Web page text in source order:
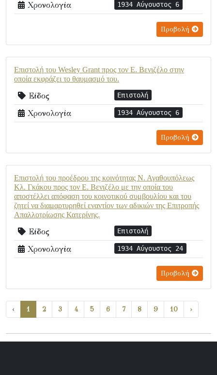
Χρονολογία 1934 Αύγουστος 6
Προβολή
Επιστολή του Wesley Grant προς τον Ε. Βενιζέλο στην
οποία εκφράζει το θαυμασμό του.
Είδος Επιστολή
Χρονολογία 1934 Αύγουστος 6
Προβολή
Επιστολή του προέδρου της κοινότητας Ν. Αγαθουπόλεως
Κλ. Γκάκου προς τον Ε. Βενιζέλο με την οποία του
αποστέλλει απόφαση του κοινοτικού συμβουλίου και του
ζητεί να διαμαρτυρηθεί εναντίον των αδικιών της Επιτροπής
Απαλλοτρίωσης Κατερίνης.
Είδος Επιστολή
Χρονολογία 1934 Αύγουστος 24
Προβολή
‹ 1 2 3 4 5 6 7 8 9 10 ›